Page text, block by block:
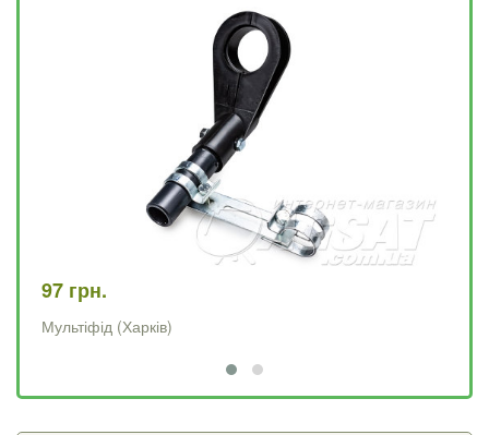
97 грн.
Мультіфід (Харків)